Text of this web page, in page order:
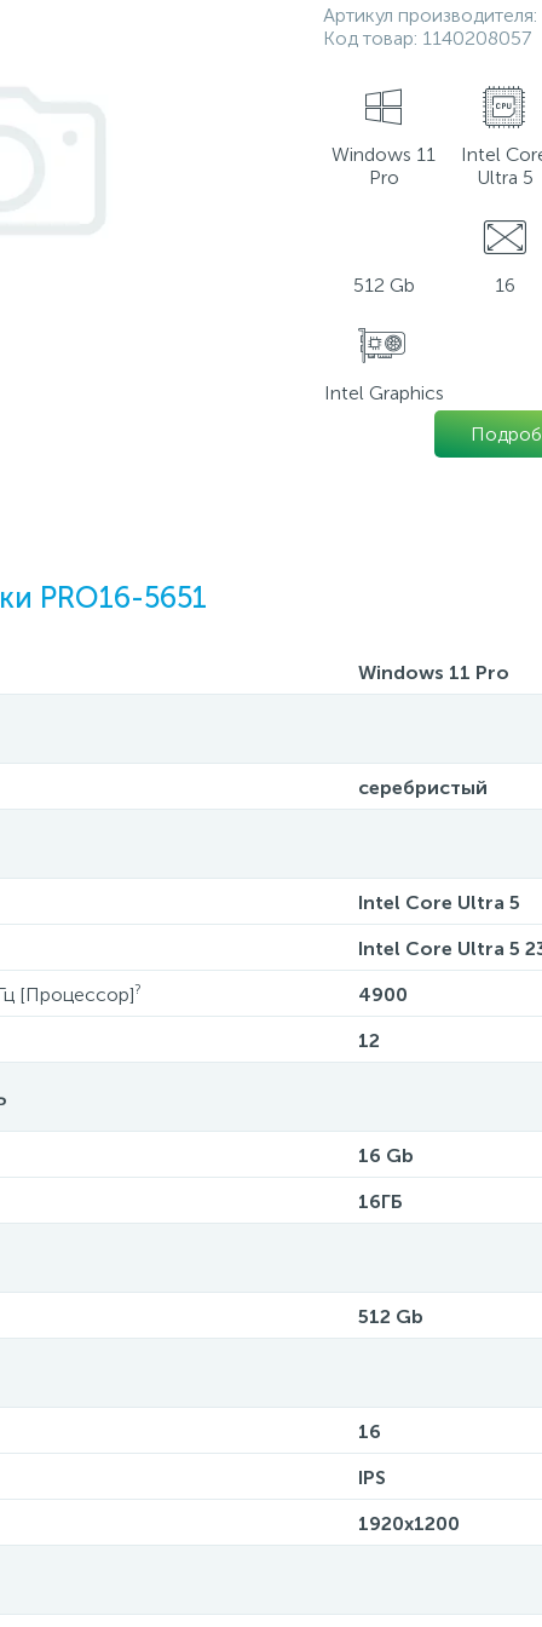
Артикул производителя:
Код товар: 1140208057
Windows 11
Pro
Intel
Ultra 5
512 Gb 16
Intel Graphics
PRO16-5651
Windows 11 Pro
серебристый
Intel Core Ultra 5
Intel Core Ultra 5
[Процессор]?
4900
12
16 Gb
16ГБ
512 Gb
16
IPS
1920x1200